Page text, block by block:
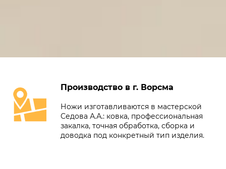
Производство в г. Ворсма
Ножи изготавливаются в мастерской
Седова А.А.: ковка, профессиональная
закалка, точная обработка, сборка и
доводка под конкретный тип изделия.